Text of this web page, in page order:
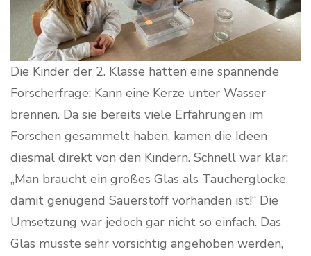
Die Kinder der 2. Klasse hatten eine spannende
Forscherfrage: Kann eine Kerze unter Wasser
brennen. Da sie bereits viele Erfahrungen im
Forschen gesammelt haben, kamen die Ideen
diesmal direkt von den Kindern. Schnell war klar:
„Man braucht ein großes Glas als Taucherglocke,
damit genügend Sauerstoff vorhanden ist!“ Die
Umsetzung war jedoch gar nicht so einfach. Das
Glas musste sehr vorsichtig angehoben werden,